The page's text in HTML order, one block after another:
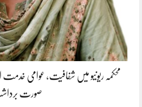
محکمہ ریونیو میں شفافیت، عوامی خدمت
صورت